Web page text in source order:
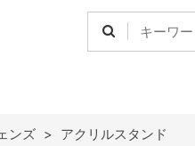
ンズ > アクリルスタンド